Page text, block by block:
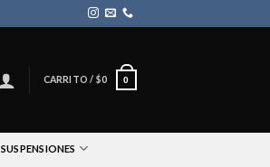
CARRITO / $0 0
SUSPENSIONES